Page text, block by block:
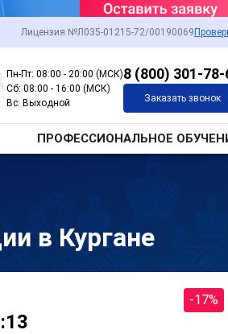
Лицензия №Л035-01215-72/00190069
Пн-Пт: 08:00 - 20:00 (МСК)
Сб: 08:00 - 16:00 (МСК)
Вс: Выходной
8 (800) 301-78-
Заказать звонок
ПРОФЕССИОНАЛЬНОЕ
в Кургане
-17%